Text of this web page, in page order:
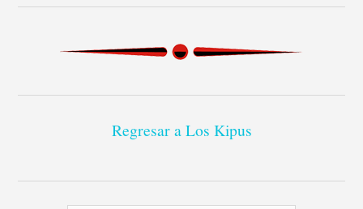
Regresar a Los Kipus